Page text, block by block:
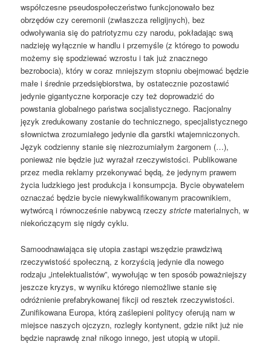
współczesne pseudospołeczeństwo funkcjonowało bez
obrzędów czy ceremonii (zwłaszcza religijnych), bez
odwoływania się do patriotyzmu czy narodu, pokładając swą
nadzieję wyłącznie w handlu i przemyśle (z którego to powodu
możemy się spodziewać wzrostu i tak już znacznego
bezrobocia), który w coraz mniejszym stopniu obejmować będzie
małe i średnie przedsiębiorstwa, by ostatecznie pozostawić
jedynie gigantyczne korporacje czy też doprowadzić do
powstania globalnego państwa socjalistycznego. Racjonalny
język zredukowany zostanie do technicznego, specjalistycznego
słownictwa zrozumiałego jedynie dla garstki wtajemniczonych.
Język codzienny stanie się niezrozumiałym żargonem (…),
ponieważ nie będzie już wyrażał rzeczywistości. Publikowane
przez media reklamy przekonywać będą, że jedynym prawem
życia ludzkiego jest produkcja i konsumpcja. Bycie obywatelem
oznaczać będzie bycie niewykwalifikowanym pracownikiem,
wytwórcą i równocześnie nabywcą rzeczystricte materialnych, w
niekończącym się nigdy cyklu.
Samoodnawiająca się utopia zastąpi wszędzie prawdziwą
rzeczywistość społeczną, z korzyścią jedynie dla nowego
rodzaju „intelektualistów”, wywołując w ten sposób poważniejszy
jeszcze kryzys, w wyniku którego niemożliwe stanie się
odróżnienie prefabrykowanej fikcji od resztek rzeczywistości.
Zunifikowana Europa, którą zaślepieni politycy oferują nam w
miejsce naszych ojczyzn, rozległy kontynent, gdzie nikt już nie
będzie naprawdę znał nikogo innego, jest utopią w utopii.